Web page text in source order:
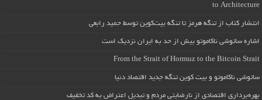
to Architecture
انتشار کتاب از تنگه هرمز تا تنگه بیت‌کوین توسط حمید رابعی
اشاره ساتوشی ناکاموتو بیش از حد به ایران نزدیک است
From the Strait of Hormuz to the Bitcoin Strait
ساتوشی ناکاموتو و بیت کوین تنگه جدید اقتصاد دنیا
بهره‌برداری اقتصادی از نارضایتی مردم و تبدیل اعتراض به کد تخفیف